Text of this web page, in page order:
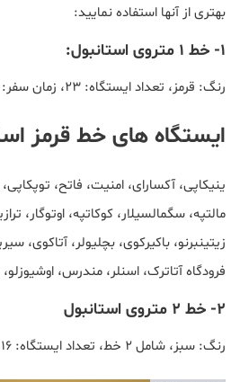
بهتری از آنها استفاده نمایید:
۱- خط 1 متروی استانبول:
رنگ: قرمز، تعداد ایستگاه: ۲۳، زمان سفر: ۲۵ دقیقه
ایستگاه های خط قرمز
ینیکاپی، آکسارای، امنیت، فاتح، توپکاپی،
مالتپه، سگمالسیلار، کوکاتپه، اوتوگار،
زیتینبرنو، باکیرکوی، بچلیولر، آتاکوی،
فرودگاه آتاترک، اسنلر، مندرس،
۲- خط 2 متروی استانبول
رنگ: سبز، شامل ۲ خط، تعداد ایستگاه: ۱۶، زمان سفر: ۳۰ دقیقه